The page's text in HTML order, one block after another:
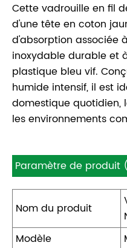
Cette vadrouille en fil
d'une tête en coton
d'absorption associée
inoxydable durable et
plastique bleu vif.
humide intensif, il est
domestique quotidien,
les environnements
Paramètre de produit
Nom du produit
Modèle